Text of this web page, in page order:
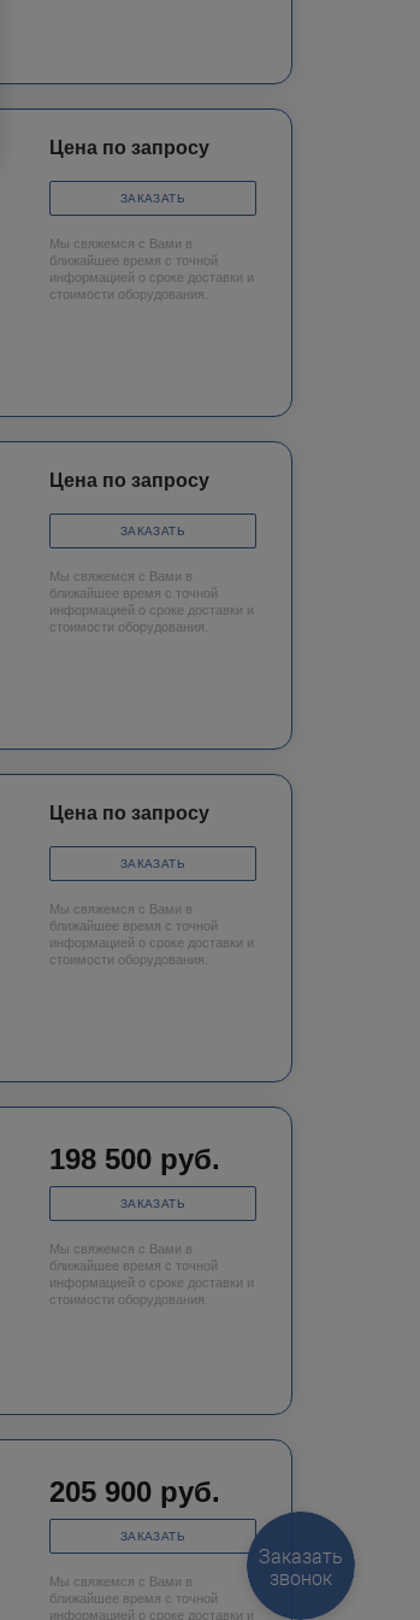
Цена по запросу
ЗАКАЗАТЬ
Мы свяжемся с Вами в
ближайшее время с точной
информацией о сроке доставки и
стоимости оборудования.
Цена по запросу
ЗАКАЗАТЬ
Мы свяжемся с Вами в
ближайшее время с точной
информацией о сроке доставки и
стоимости оборудования.
Цена по запросу
ЗАКАЗАТЬ
Мы свяжемся с Вами в
ближайшее время с точной
информацией о сроке доставки и
стоимости оборудования.
198 500 руб.
ЗАКАЗАТЬ
Мы свяжемся с Вами в
ближайшее время с точной
информацией о сроке доставки и
стоимости оборудования.
205 900 руб.
ЗАКАЗАТЬ
Мы свяжемся с Вами в
ближайшее время с точной
информацией о сроке доставки и
Заказать
звонок